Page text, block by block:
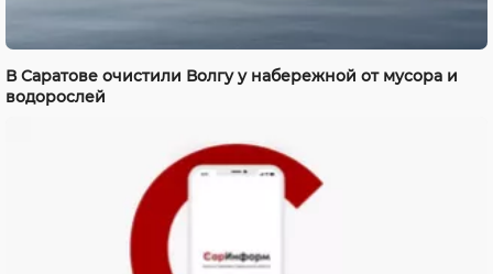
В Саратове очистили Волгу у набережной от мусора и
водорослей